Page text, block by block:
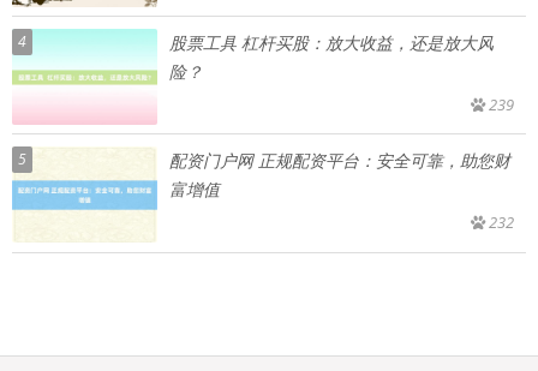
4
股票工具 杠杆买股：放大收益，还是放大风
险？
239
5
配资门户网 正规配资平台：安全可靠，助您财
富增值
232